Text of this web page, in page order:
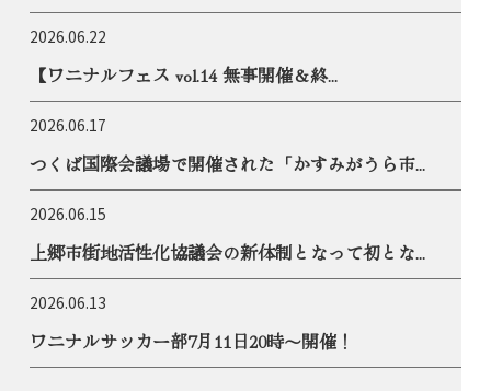
2026.06.22
【ワニナルフェス vol.14 無事開催＆終...
2026.06.17
つくば国際会議場で開催された「かすみがうら市...
2026.06.15
上郷市街地活性化協議会の新体制となって初とな...
2026.06.13
ワニナルサッカー部7月11日20時〜開催！